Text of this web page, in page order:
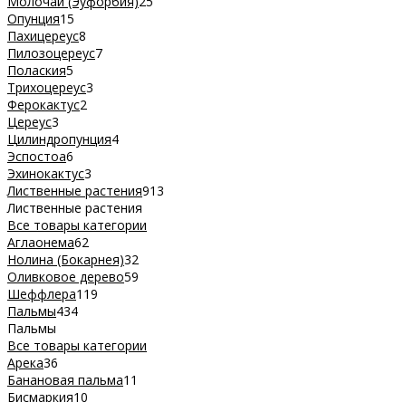
Опунция15
Пахицереус8
Пилозоцереус7
Полаския5
Трихоцереус3
Ферокактус2
Цереус3
Цилиндропунция4
Эспостоа6
Эхинокактус3
Лиственные растения913
Лиственные растения
Все товары категории
Аглаонема62
Нолина (Бокарнея)32
Оливковое дерево59
Шеффлера119
Пальмы434
Пальмы
Все товары категории
Арека36
Банановая пальма11
Бисмаркия10